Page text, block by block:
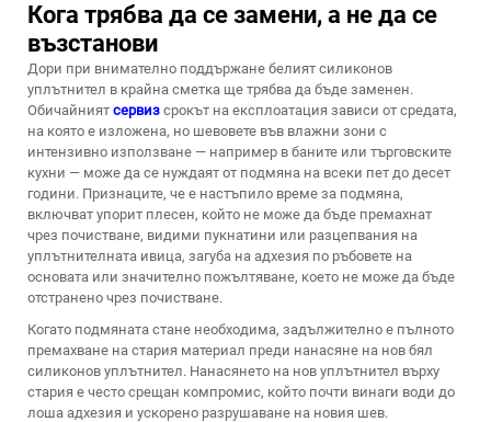
Кога трябва да се замени, а не да се
възстанови
Дори при внимателно поддържане белият силиконов
уплътнител в крайна сметка ще трябва да бъде заменен.
Обичайният сервиз срокът на експлоатация зависи от средата,
на която е изложена, но шевовете във влажни зони с
интензивно използване — например в баните или търговските
кухни — може да се нуждаят от подмяна на всеки пет до десет
години. Признаците, че е настъпило време за подмяна,
включват упорит плесен, който не може да бъде премахнат
чрез почистване, видими пукнатини или разцепвания на
уплътнителната ивица, загуба на адхезия по ръбовете на
основата или значително пожълтяване, което не може да бъде
отстранено чрез почистване.
Когато подмяната стане необходима, задължително е пълното
премахване на стария материал преди нанасяне на нов бял
силиконов уплътнител. Нанасянето на нов уплътнител върху
стария е често срещан компромис, който почти винаги води до
лоша адхезия и ускорено разрушаване на новия шев.